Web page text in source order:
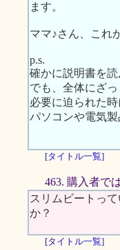
ます。
ママ♪さん、これ
p.s.
確かに説明書を読
でも、全体にざ
必要に迫られた
パソコンや電気製
[タイトル一覧]
463. 購入者で
スリムビートっ
か？
[タイトル一覧]